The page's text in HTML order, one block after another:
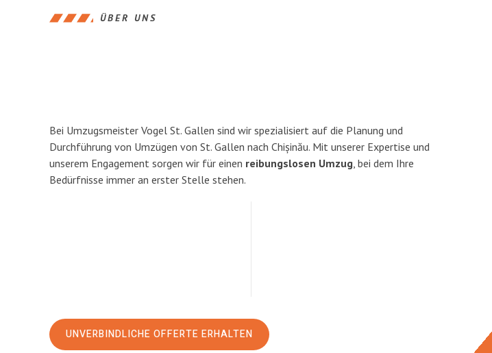
ÜBER UNS
Bei Umzugsmeister Vogel St. Gallen sind wir spezialisiert auf die Planung und
Durchführung von Umzügen von St. Gallen nach Chișinău. Mit unserer Expertise und
unserem Engagement sorgen wir für einen reibungslosen Umzug, bei dem Ihre
Bedürfnisse immer an erster Stelle stehen.
UNVERBINDLICHE OFFERTE ERHALTEN